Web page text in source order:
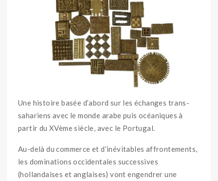
Une histoire basée d’abord sur les échanges trans-
sahariens avec le monde arabe puis océaniques à
partir du XVème siècle, avec le Portugal.
Au-delà du commerce et d’inévitables affrontements,
les dominations occidentales successives
(hollandaises et anglaises) vont engendrer une